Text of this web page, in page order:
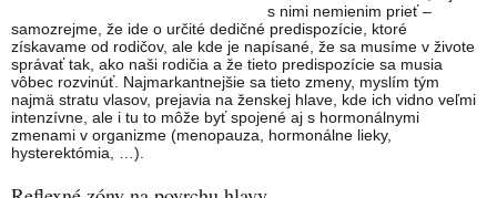
s nimi nemienim prieť –
samozrejme, že ide o určité dedičné predispozície, ktoré
získavame od rodičov, ale kde je napísané, že sa musíme v živote
správať tak, ako naši rodičia a že tieto predispozície sa musia
vôbec rozvinúť. Najmarkantnejšie sa tieto zmeny, myslím tým
najmä stratu vlasov, prejavia na ženskej hlave, kde ich vidno veľmi
intenzívne, ale i tu to môže byť spojené aj s hormonálnymi
zmenami v organizme (menopauza, hormonálne lieky,
hysterektómia, …).